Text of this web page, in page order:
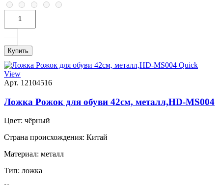
Купить
Quick
View
Арт. 12104516
Ложка Рожок для обуви 42см, металл,HD-MS004
Цвет: чёрный
Страна происхождения: Китай
Материал: металл
Тип: ложка